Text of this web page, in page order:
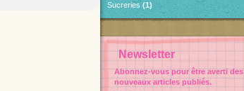
Sucreries (1)
Newsletter
Abonnez-vous pour être averti des
nouveaux articles publiés.